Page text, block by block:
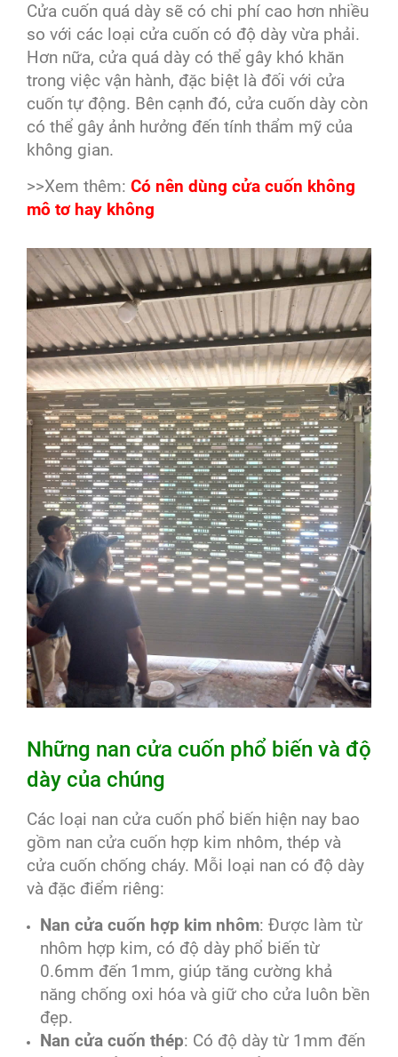
Cửa cuốn quá dày sẽ có chi phí cao hơn nhiều
so với các loại cửa cuốn có độ dày vừa phải.
Hơn nữa, cửa quá dày có thể gây khó khăn
trong việc vận hành, đặc biệt là đối với cửa
cuốn tự động. Bên cạnh đó, cửa cuốn dày còn
có thể gây ảnh hưởng đến tính thẩm mỹ của
không gian.
>>Xem thêm: Có nên dùng cửa cuốn không
mô tơ hay không
Những nan cửa cuốn phổ biến và độ
dày của chúng
Các loại nan cửa cuốn phổ biến hiện nay bao
gồm nan cửa cuốn hợp kim nhôm, thép và
cửa cuốn chống cháy. Mỗi loại nan có độ dày
và đặc điểm riêng:
Nan cửa cuốn hợp kim nhôm: Được làm từ
nhôm hợp kim, có độ dày phổ biến từ
0.6mm đến 1mm, giúp tăng cường khả
năng chống oxi hóa và giữ cho cửa luôn bền
đẹp.
Nan cửa cuốn thép: Có độ dày từ 1mm đến